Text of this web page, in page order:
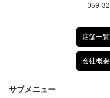
059-
店舗一
会社概
サブメニュー